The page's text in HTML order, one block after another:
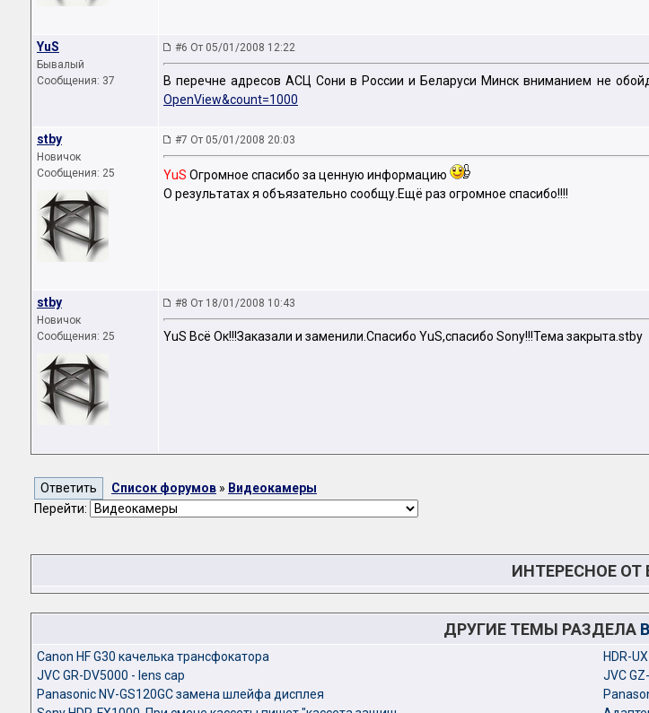
YuS
Бывалый
Сообщения: 37
#6 От 05/01/2008 12:22
В перечне адресов АСЦ Сони в России и Беларуси Минск вниманием не
OpenView&count=1000
stby
Новичок
Сообщения: 25
#7 От 05/01/2008 20:03
YuS Огромное спасибо за ценную информацию
О результатах я объязательно сообщу.Ещё раз огромное спасибо!!!!
stby
Новичок
Сообщения: 25
#8 От 18/01/2008 10:43
YuS Всё Ок!!!Заказали и заменили.Спасибо YuS,спасибо Sony!!!Тема закрыта.stby
Список форумов » Видеокамеры
Перейти:
ИНТЕРЕСНОЕ ОТ
ДРУГИЕ ТЕМЫ РАЗДЕЛА
Canon HF G30 качелька трансфокатора
HDR-
JVC GR-DV5000 - lens cap
JVC
Panasonic NV-GS120GC замена шлейфа дисплея